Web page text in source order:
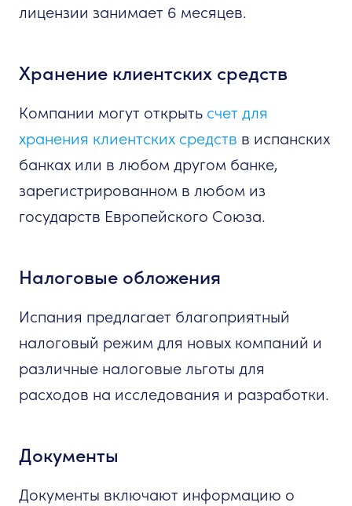
лицензии занимает 6 месяцев.
Хранение клиентских средств
Компании могут открыть счет для
хранения клиентских средств в испанских
банках или в любом другом банке,
зарегистрированном в любом из
государств Европейского Союза.
Налоговые обложения
Испания предлагает благоприятный
налоговый режим для новых компаний и
различные налоговые льготы для
расходов на исследования и разработки.
Документы
Документы включают информацию о